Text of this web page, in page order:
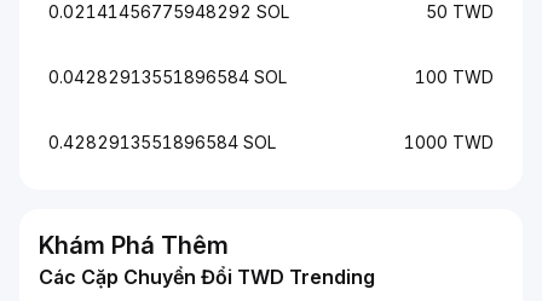
0.02141456775948292 SOL 50 TWD
0.04282913551896584 SOL 100 TWD
0.4282913551896584 SOL 1000 TWD
Khám Phá Thêm
Các Cặp Chuyển Đổi TWD Trending